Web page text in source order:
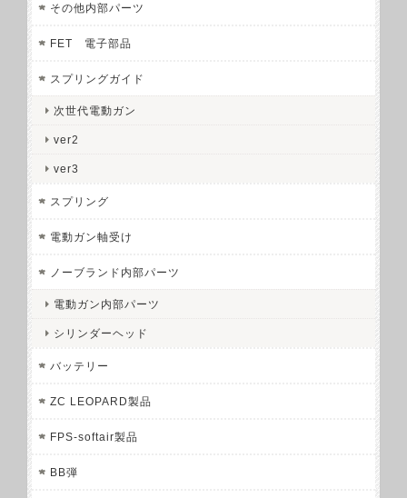
その他内部パーツ
FET 電子部品
スプリングガイド
次世代電動ガン
ver2
ver3
スプリング
電動ガン軸受け
ノーブランド内部パーツ
電動ガン内部パーツ
シリンダーヘッド
バッテリー
ZC LEOPARD製品
FPS-softair製品
BB弾